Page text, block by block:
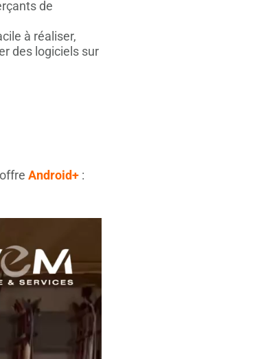
de
à réaliser,
des logiciels sur
Android+ :